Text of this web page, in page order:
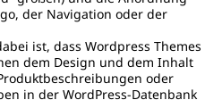
der Navigation oder der
ist, dass Wordpress Themes
dem Design und dem Inhalt
oder
in der WordPress-Datenbank